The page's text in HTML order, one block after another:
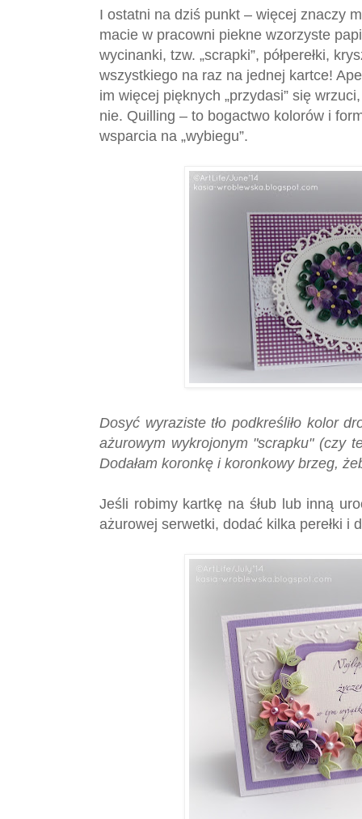
I ostatni na dziś punkt – więcej znaczy
macie w pracowni piekne wzorzyste
wycinanki, tzw. „scrapki”, półperełki,
wszystkiego na raz na jednej kartce!
im więcej pięknych „przydasi” się
nie. Quilling – to bogactwo kolorów i
wsparcia na „wybiegu”.
Dosyć wyraziste tło podkreśliło kolor
ażurowym wykrojonym "scrapku" (czy
Dodałam koronkę i koronkowy brzeg,
Jeśli robimy kartkę na śłub lub inną
ażurowej serwetki, dodać kilka perełki i